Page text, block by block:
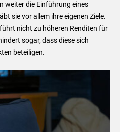
weiter die Einführung eines
sie vor allem ihre eigenen Ziele.
nicht zu höheren Renditen für
sogar, dass diese sich
beteiligen.